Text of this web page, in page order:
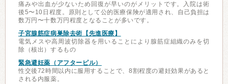
痛みや出血が少ないため回復が早いのがメリットです。入院は術
後5〜10日程度。原則として公的医療保険が適用され、自己負担は
数万円〜十数万円程度となることが多いです。
子宮腺筋症病巣除去術【先進医療】
電気メスや高周波切除器を用いることにより腺筋症組織のみを切
除（核出）するもの
緊急避妊薬（アフターピル）
性交後72時間以内に服用することで、8割程度の避妊効果があると
される内服薬。